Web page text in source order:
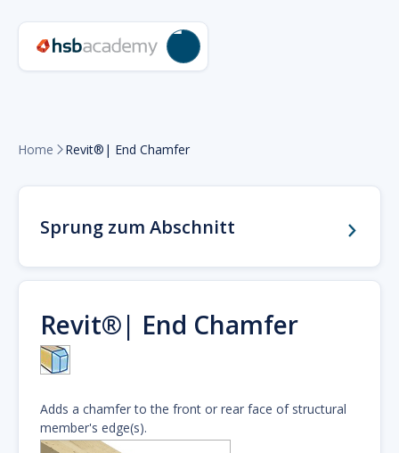
Home  Revit®| End Chamfer
Sprung zum Abschnitt
Revit®| End Chamfer
Adds a chamfer to the front or rear face of structural
member's edge(s).